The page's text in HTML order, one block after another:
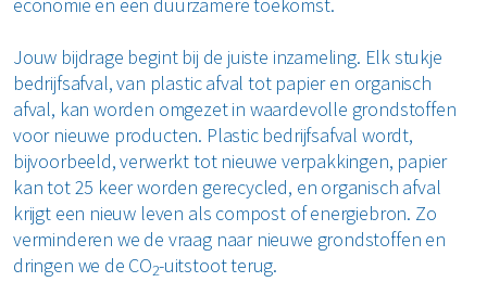
Jouw bijdrage begint bij de juiste inzameling. Elk stukje
bedrijfsafval, van plastic afval tot papier en organisch
afval, kan worden omgezet in waardevolle grondstoffen
voor nieuwe producten. Plastic bedrijfsafval wordt,
bijvoorbeeld, verwerkt tot nieuwe verpakkingen, papier
kan tot 25 keer worden gerecycled, en organisch afval
krijgt een nieuw leven als compost of energiebron. Zo
verminderen we de vraag naar nieuwe grondstoffen en
dringen we de CO2-uitstoot terug.